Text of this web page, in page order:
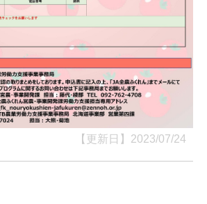
【更新日】2023/07/24